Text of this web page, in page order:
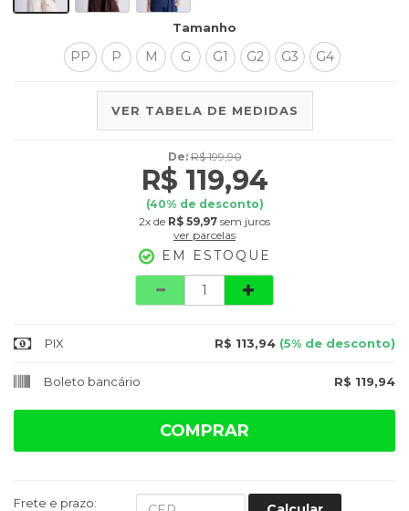
Tamanho
PP P M G G1 G2 G3 G4
VER TABELA DE MEDIDAS
De:R$ 199,90
R$ 119,94
(40% de desconto)
2x de R$ 59,97 sem juros
ver parcelas
EM ESTOQUE
PIX R$ 113,94 (5% de desconto)
Boleto bancário R$ 119,94
COMPRAR
Frete e prazo: